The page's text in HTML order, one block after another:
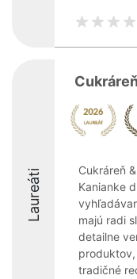
Laureáti
Cukráreň
Kanianke
majú radi
detailne
tradičné